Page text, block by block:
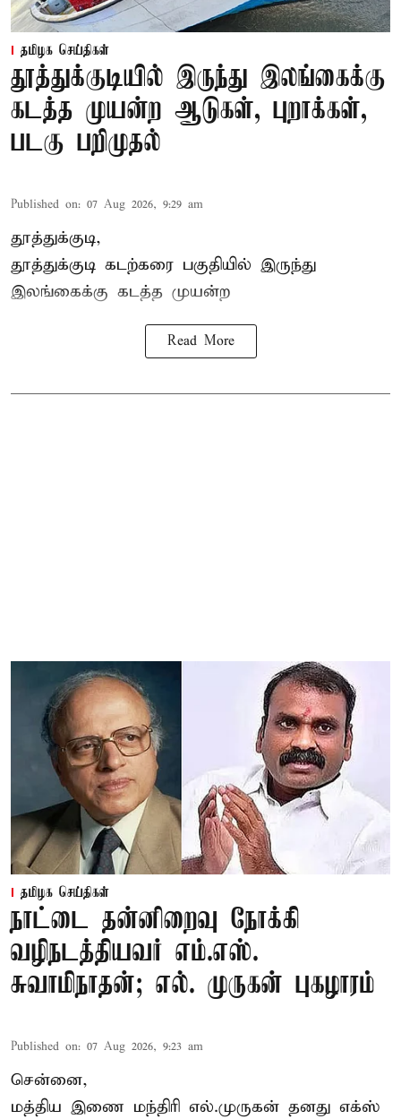
தமிழக செய்திகள்
தூத்துக்குடியில் இருந்து இலங்கைக்கு
கடத்த முயன்ற ஆடுகள், புறாக்கள்,
படகு பறிமுதல்
Published on: 07 Aug 2026, 9:29 am
தூத்துக்குடி,
தூத்துக்குடி கடற்கரை பகுதியில் இருந்து
இலங்கைக்கு கடத்த முயன்ற
Read More
தமிழக செய்திகள்
நாட்டை தன்னிறைவு நோக்கி
வழிநடத்தியவர் எம்.எஸ்.
சுவாமிநாதன்; எல். முருகன் புகழாரம்
Published on: 07 Aug 2026, 9:23 am
சென்னை,
மத்திய இணை மந்திரி எல்.முருகன் தனது எக்ஸ்